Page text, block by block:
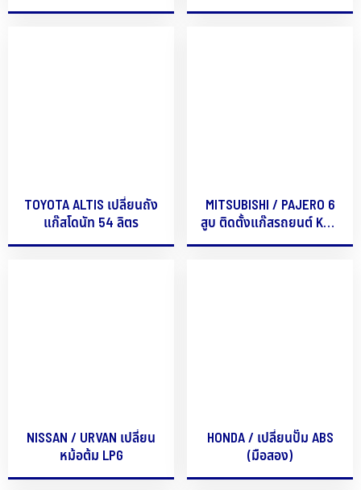
TOYOTA ALTIS เปลี่ยนถัง
แก๊สโดนัท 54 ลิตร
MITSUBISHI / PAJERO 6
สูบ ติดตั้งแก๊สรถยนต์ KME
รุ่น OBD
NISSAN / URVAN เปลี่ยน
หม้อต้ม LPG
HONDA / เปลี่ยนปั๊ม ABS
(มือสอง)